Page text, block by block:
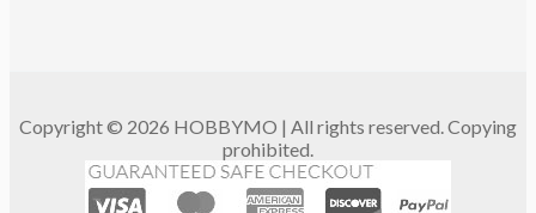
Copyright © 2026 HOBBYMO | All rights reserved. Copying
prohibited.